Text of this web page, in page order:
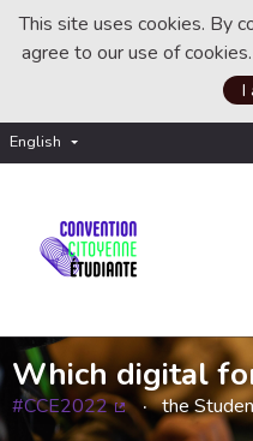
This site uses cookies. By
agree to our use of cookies.
I
English Choisir la langue
Which digital
#CCE2022
(External link)
the